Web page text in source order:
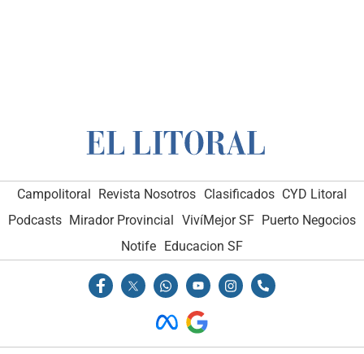
Campolitoral Revista Nosotros Clasificados CYD Litoral
Podcasts Mirador Provincial VivíMejor SF Puerto Negocios
Notife Educacion SF